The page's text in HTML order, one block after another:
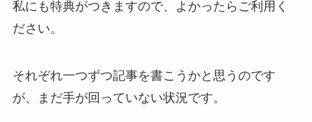
私にも特典がつきますので、よかったらご利用く
ださい。
それぞれ一つずつ記事を書こうかと思うのです
が、まだ手が回っていない状況です。